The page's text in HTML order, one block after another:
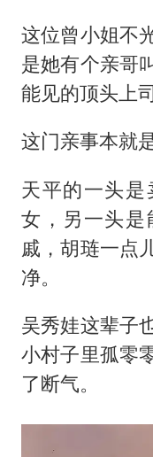
这位曾小姐不
是她有个亲哥
能见的顶头上司
这门亲事本就
天平的一头
女，另一头
戚，胡琏一点
净。
吴秀娃这辈子
小村子里孤零
了断气。